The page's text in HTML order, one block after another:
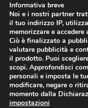
browser per la
Informativa breve
Noi e i nostri partner
il tuo indirizzo IP,
memorizzare e
Ciò è finalizzato a
valutare pubblicità e
il prodotto. Puoi
scopi. Approfondisci
personali e imposta le
modificare, negare o
momento dalla
impostazioni